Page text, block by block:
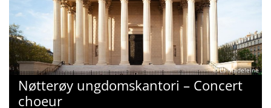
© La Madeleine
Nøtterøy ungdomskantori – Concert
choeur